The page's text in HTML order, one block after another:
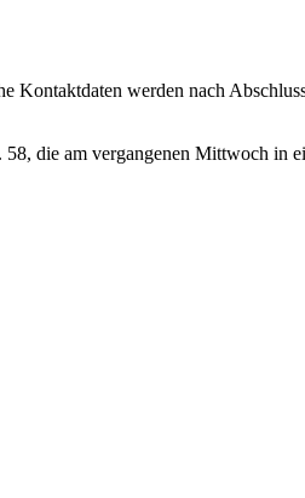
Kontaktdaten werden nach
die am vergangenen Mittwoch in